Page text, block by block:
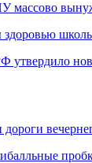
массово
здоровью
утвердило